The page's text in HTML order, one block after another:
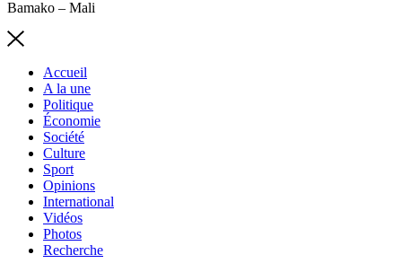
Bamako – Mali
Accueil
A la une
Politique
Économie
Société
Culture
Sport
Opinions
International
Vidéos
Photos
Recherche